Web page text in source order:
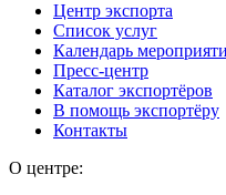
Центр экспорта
Список услуг
Календарь
Пресс-центр
Каталог экспортёров
В помощь экспортёру
Контакты
О центре: